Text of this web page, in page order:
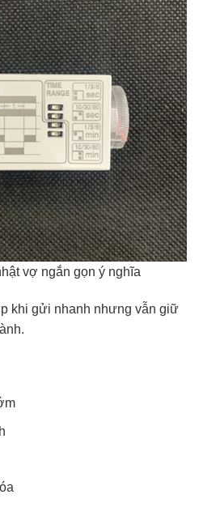
vợ ngắn gọn ý nghĩa
khi gửi nhanh nhưng vẫn giữ